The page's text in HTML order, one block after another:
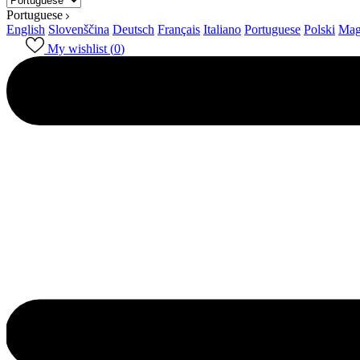
Portuguese
English Slovenščina Deutsch Français Italiano Portuguese Polski
My wishlist (0)